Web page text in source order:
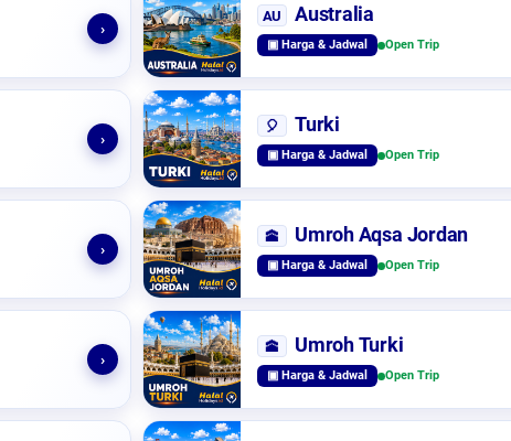
›
AU Australia
▣ Harga & Jadwal Open Trip
›
🎈 Turki
▣ Harga & Jadwal Open Trip
›
🕋 Umroh Aqsa Jordan
▣ Harga & Jadwal Open Trip
›
🕋 Umroh Turki
▣ Harga & Jadwal Open Trip